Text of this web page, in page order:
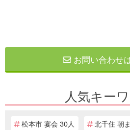
お問い合わせ
人気キー
松本市 宴会 30人 北千住 朝